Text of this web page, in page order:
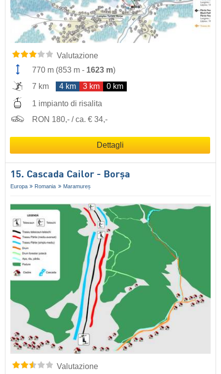
Valutazione
770 m (853 m - 1623 m)
7 km
4 km 3 km 0 km
1 impianto di risalita
RON 180,- / ca. € 34,-
Dettagli
15. Cascada Cailor - Borșa
Europa Romania Maramureș
Valutazione